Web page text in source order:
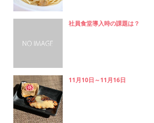
社員食堂導入時の課題は？
11月10日～11月16日